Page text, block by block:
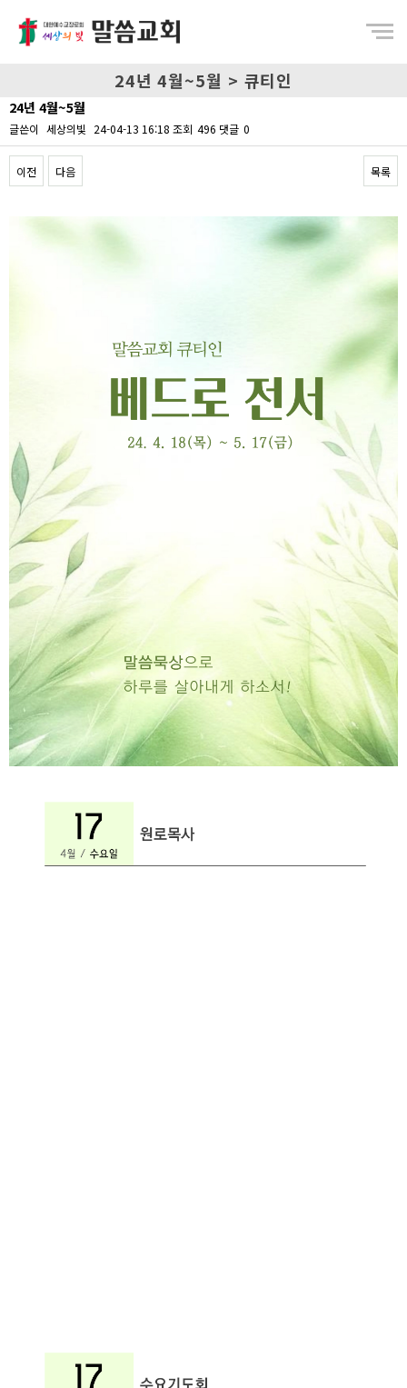
24년 4월~5월 > 큐티인
24년 4월~5월
글쓴이 세상의빛 24-04-13 16:18 조회 496 댓글 0
이전 다음 목록
Content